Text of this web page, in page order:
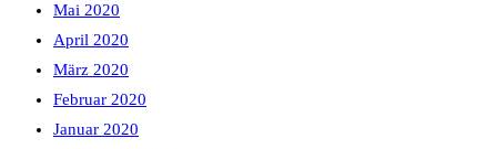
Mai 2020
April 2020
März 2020
Februar 2020
Januar 2020